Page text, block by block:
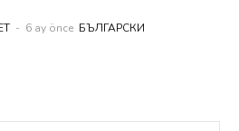
6 ay önce БЪЛГАРСКИ